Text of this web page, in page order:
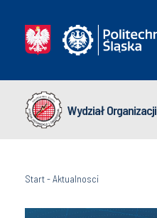
Wydział
Start-Aktualnosci